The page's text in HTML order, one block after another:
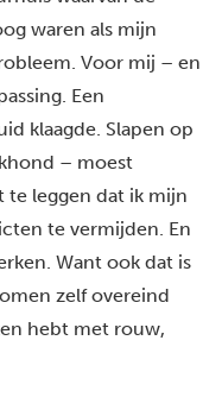
waren als mijn
Voor mij – en
Een
klaagde. Slapen op
– moest
te leggen dat ik mijn
te vermijden. En
Want ook dat is
zelf overeind
hebt met rouw,